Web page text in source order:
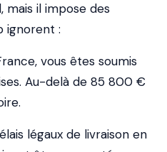
mais il impose des
ignorent :
vous êtes soumis
Au-delà de 85 800 €
légaux de livraison en